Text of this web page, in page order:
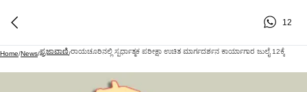
12
Home/News/ಪ್ರಜಾವಾಣಿ/ರಾಯಚೂರಿನಲ್ಲಿ ಸ್ಪರ್ಧಾತ್ಮಕ ಪರೀಕ್ಷಾ ಉಚಿತ ಮಾರ್ಗದರ್ಶನ ಕಾರ್ಯಾಗಾರ ಜುಲೈ 12ಕ್ಕೆ